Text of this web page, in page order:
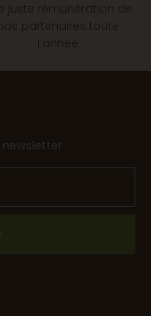
juste rémunération de
partenaires toute
l’année
newsletter